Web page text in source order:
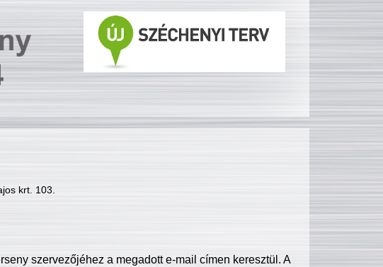
krt. 103.
szervezőjéhez a megadott e-mail címen keresztül. A